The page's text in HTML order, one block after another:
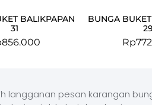
BALIKPAPAN
31
856.000
BUNGA
29
Rp
langganan pesan karangan